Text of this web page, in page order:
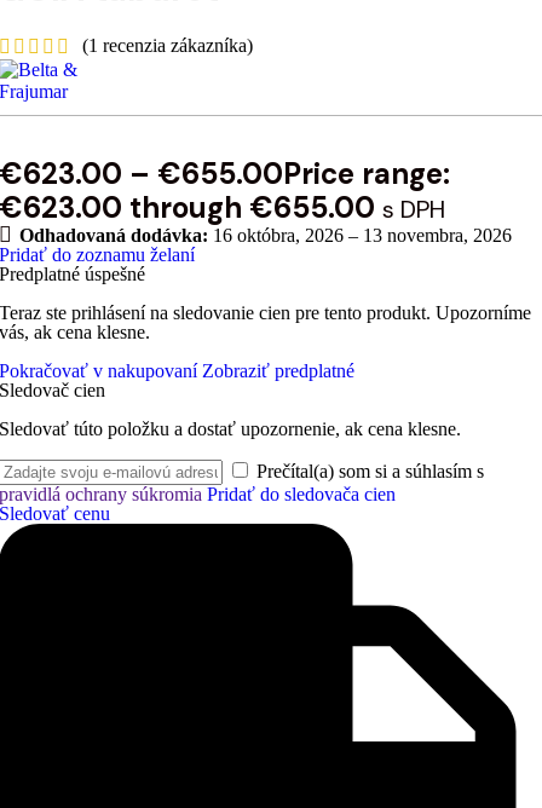
(1 recenzia zákazníka)
€623.00 – €655.00Price range:
€623.00 through €655.00 s DPH
Odhadovaná dodávka: 16 októbra, 2026 – 13 novembra, 2026
Pridať do zoznamu želaní
Predplatné úspešné
Teraz ste prihlásení na sledovanie cien pre tento produkt. Upozorníme
vás, ak cena klesne.
Pokračovať v nakupovaní Zobraziť predplatné
Sledovač cien
Sledovať túto položku a dostať upozornenie, ak cena klesne.
Prečítal(a) som si a súhlasím s
pravidlá ochrany súkromia Pridať do sledovača cien
Sledovať cenu